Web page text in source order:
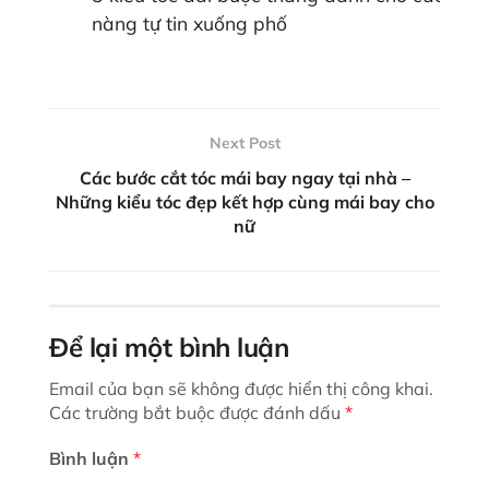
nàng tự tin xuống phố
Next Post
Các bước cắt tóc mái bay ngay tại nhà –
Những kiểu tóc đẹp kết hợp cùng mái bay cho
nữ
Để lại một bình luận
Email của bạn sẽ không được hiển thị công khai.
Các trường bắt buộc được đánh dấu *
Bình luận *